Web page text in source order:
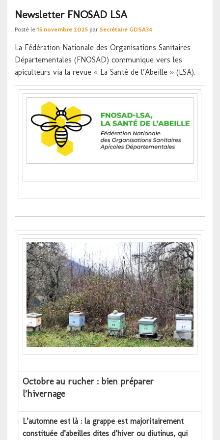
Newsletter FNOSAD LSA
Posté le 15 novembre 2025 par Secrétaire GDSA34
La Fédération Nationale des Organisations Sanitaires
Départementales (FNOSAD) communique vers les
apiculteurs via la revue « La Santé de l’Abeille » (LSA).
Octobre au rucher : bien préparer
l’hivernage
L’automne est là : la grappe est majoritairement
constituée d’abeilles dites d’hiver ou diutinus, qui